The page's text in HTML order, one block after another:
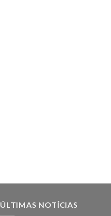
ÚLTIMAS NOTÍCIAS